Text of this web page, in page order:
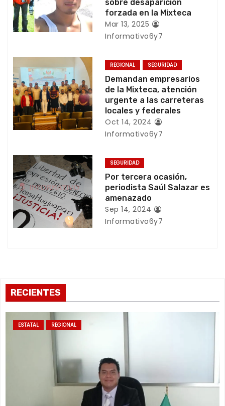
i
n
d
e
e
t
r
a
d
sobre desaparición
forzada en la Mixteca
Mar 13, 2025
Informativo6y7
REGIONAL SEGURIDAD
Demandan empresarios
de la Mixteca, atención
urgente a las carreteras
locales y federales
Oct 14, 2024
Informativo6y7
SEGURIDAD
Por tercera ocasión,
periodista Saúl Salazar es
amenazado
Sep 14, 2024
Informativo6y7
RECIENTES
ESTATAL REGIONAL